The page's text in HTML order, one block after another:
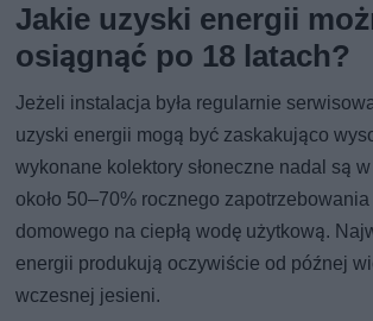
Jakie uzyski energii
osiągnąć po 18 latach?
Jeżeli instalacja była regularnie
uzyski energii mogą być zaskakująco
wykonane kolektory słoneczne nadal są
około 50–70% rocznego
domowego na ciepłą wodę użytkową.
energii produkują oczywiście od późnej
wczesnej jesieni.